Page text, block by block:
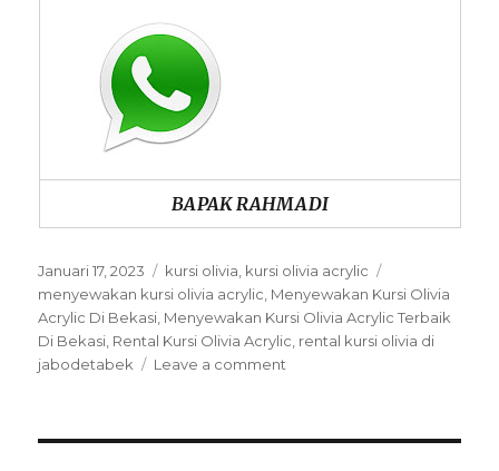
BAPAK RAHMADI
Posted
on
Januari 17, 2023 Categories
kursi olivia kursi olivia acrylic
menyewakan kursi olivia acrylic Menyewakan Kursi Olivia
Acrylic Di Bekasi Menyewakan Kursi Olivia Acrylic Terbaik
Di Bekasi Rental Kursi Olivia Acrylic rental kursi olivia di
jabodetabek
Leave a comment